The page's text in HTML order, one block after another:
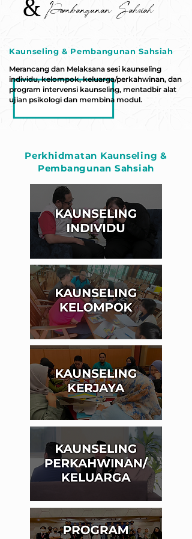
Pembangunan Sahsiah
&Pembangunan Sahsiah
Kaunseling & Pembangunan Sahsiah
Merancang dan Melaksana sesi kaunseling
individu, kelompok, keluarga/perkahwinan, dan
program intervensi kaunseling, mentadbir alat
ujian psikologi dan membina modul.
Perkhidmatan Kaunseling &
Pembangunan Sahsiah